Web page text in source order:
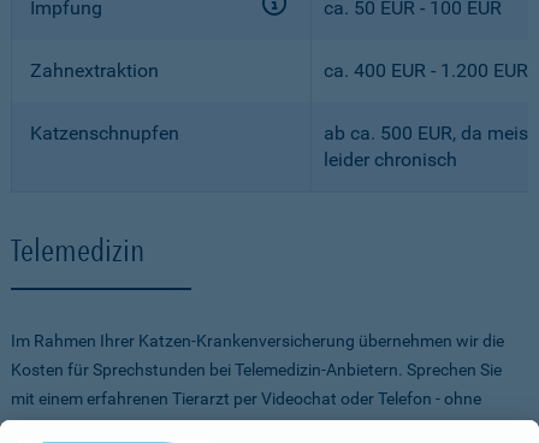
Impfung ca. 50 EUR - 100 EUR
Zahnextraktion ca. 400 EUR - 1.200 EUR
Katzenschnupfen
ab ca. 500 EUR, da
leider chronisch
Telemedizin
Im Rahmen Ihrer Katzen-Krankenversicherung übernehmen wir die
Kosten für Sprechstunden bei Telemedizin-Anbietern. Sprechen Sie
mit einem erfahrenen Tierarzt per Videochat oder Telefon - ohne
Stress für Sie und Ihr Tier.